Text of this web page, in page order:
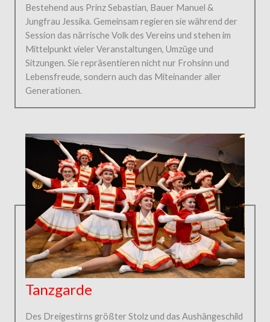
Bestehend aus Prinz Sebastian, Bauer Manuel &
Jungfrau Jessika. Gemeinsam regieren sie während der
Session das närrische Volk des Vereins und stehen im
Mittelpunkt vieler Veranstaltungen, Umzüge und
Sitzungen. Sie repräsentieren nicht nur Frohsinn und
Lebensfreude, sondern auch das Miteinander aller
Generationen.
Tanzgarde
Des Dreigestirns größter Stolz und das Aushängeschild